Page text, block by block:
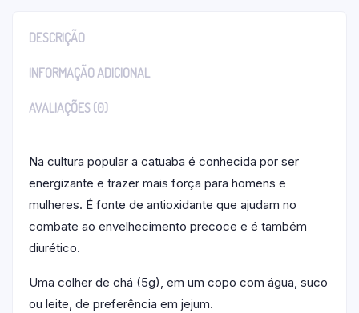
DESCRIÇÃO
INFORMAÇÃO ADICIONAL
AVALIAÇÕES (0)
Na cultura popular a catuaba é conhecida por ser
energizante e trazer mais força para homens e
mulheres. É fonte de antioxidante que ajudam no
combate ao envelhecimento precoce e é também
diurético.
Uma colher de chá (5g), em um copo com água, suco
ou leite, de preferência em jejum.